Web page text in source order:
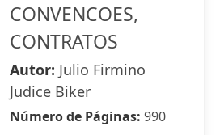
CONVENCOES,
CONTRATOS
Autor: Julio Firmino
Judice Biker
Número de Páginas: 990